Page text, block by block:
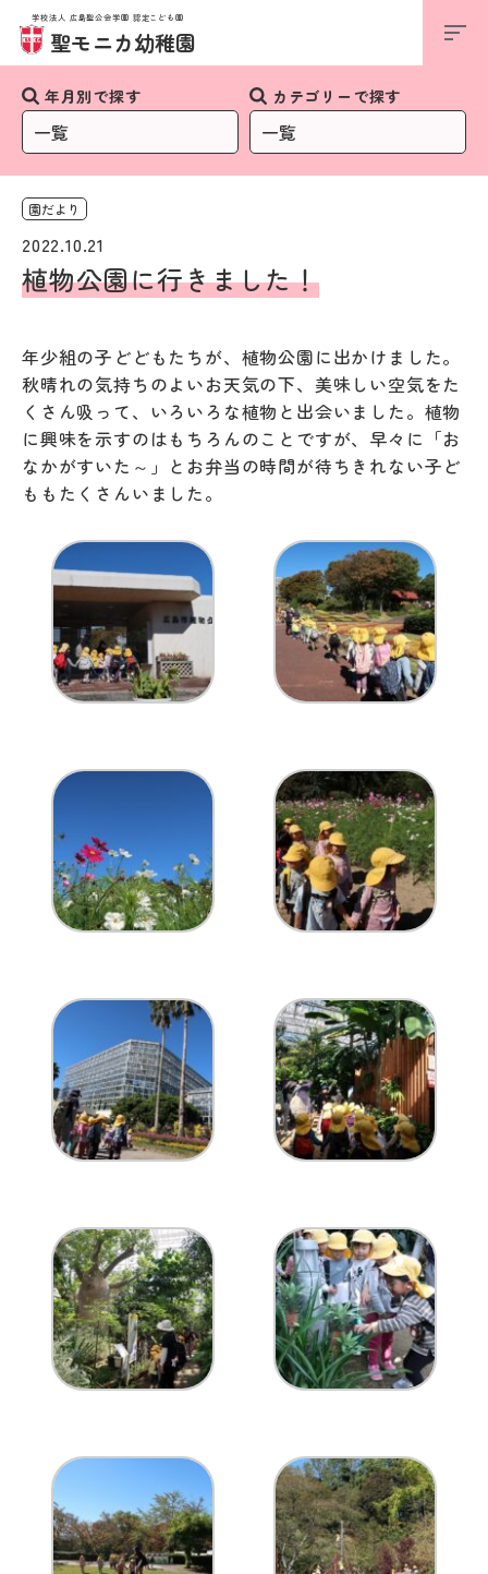
学校法人 広島聖公会学園 認定こども園
聖モニカ幼稚園
年月別で探す カテゴリーで探す
園だより
2022.10.21
植物公園に行きました！
年少組の子どどもたちが、植物公園に出かけました。
秋晴れの気持ちのよいお天気の下、美味しい空気をた
くさん吸って、いろいろな植物と出会いました。植物
に興味を示すのはもちろんのことですが、早々に「お
なかがすいた～」とお弁当の時間が待ちきれない子ど
ももたくさんいました。